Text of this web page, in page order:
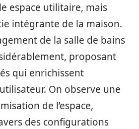
espace utilitaire, mais
intégrante de la maison.
de la salle de bains
proposant
qui enrichissent
On observe une
de l’espace,
des configurations